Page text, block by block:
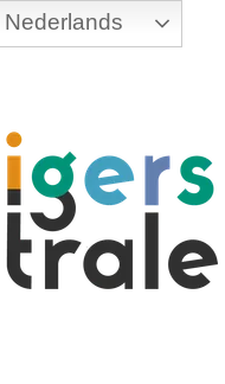
Nederlands